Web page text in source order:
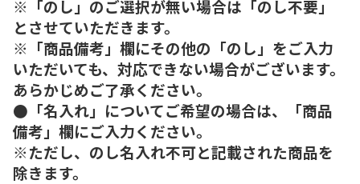
※「のし」のご選択が無い場合は「のし不要」
とさせていただきます。
※「商品備考」欄にその他の「のし」をご入力
いただいても、対応できない場合がございます。
あらかじめご了承ください。
●「名入れ」についてご希望の場合は、「商品
備考」欄にご入力ください。
※ただし、のし名入れ不可と記載された商品を
除きます。